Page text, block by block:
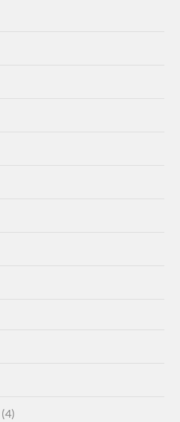
(4)